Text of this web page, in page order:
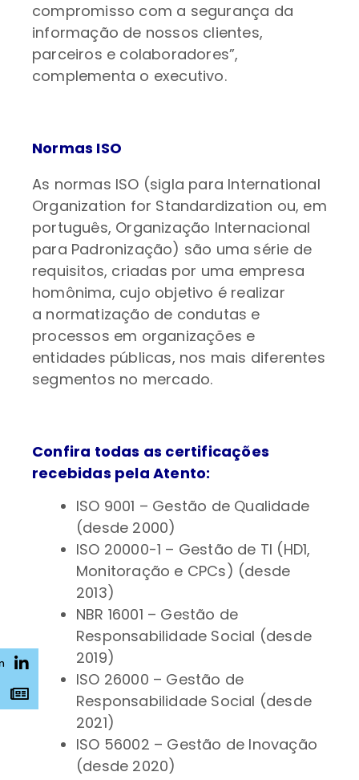
compromisso com a segurança da
informação de nossos clientes,
parceiros e colaboradores”,
complementa o executivo.
Normas ISO
As normas ISO (sigla para International
Organization for Standardization ou, em
português, Organização Internacional
para Padronização) são uma série de
requisitos, criadas por uma empresa
homônima, cujo objetivo é realizar
a normatização de condutas e
processos em organizações e
entidades públicas, nos mais diferentes
segmentos no mercado.
Confira todas as certificações
recebidas pela Atento:
ISO 9001 – Gestão de Qualidade
(desde 2000)
ISO 20000-1 – Gestão de TI (HD1,
Monitoração e CPCs) (desde
2013)
NBR 16001 – Gestão de
Responsabilidade Social (desde
2019)
ISO 26000 – Gestão de
Responsabilidade Social (desde
2021)
ISO 56002 – Gestão de Inovação
(desde 2020)